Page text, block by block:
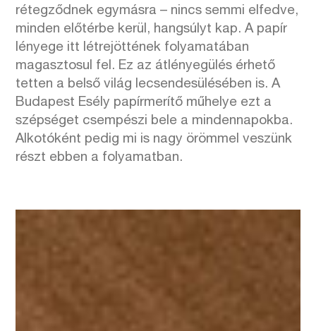
rétegződnek egymásra – nincs semmi elfedve,
minden előtérbe kerül, hangsúlyt kap. A papír
lényege itt létrejöttének folyamatában
magasztosul fel. Ez az átlényegülés érhető
tetten a belső világ lecsendesülésében is. A
Budapest Esély papírmerítő műhelye ezt a
szépséget csempészi bele a mindennapokba.
Alkotóként pedig mi is nagy örömmel veszünk
részt ebben a folyamatban.